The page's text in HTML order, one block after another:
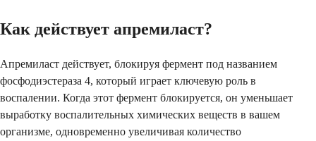
Как действует апремиласт?
Апремиласт действует, блокируя фермент под названием
фосфодиэстераза 4, который играет ключевую роль в
воспалении. Когда этот фермент блокируется, он уменьшает
выработку воспалительных химических веществ в вашем
организме, одновременно увеличивая количество